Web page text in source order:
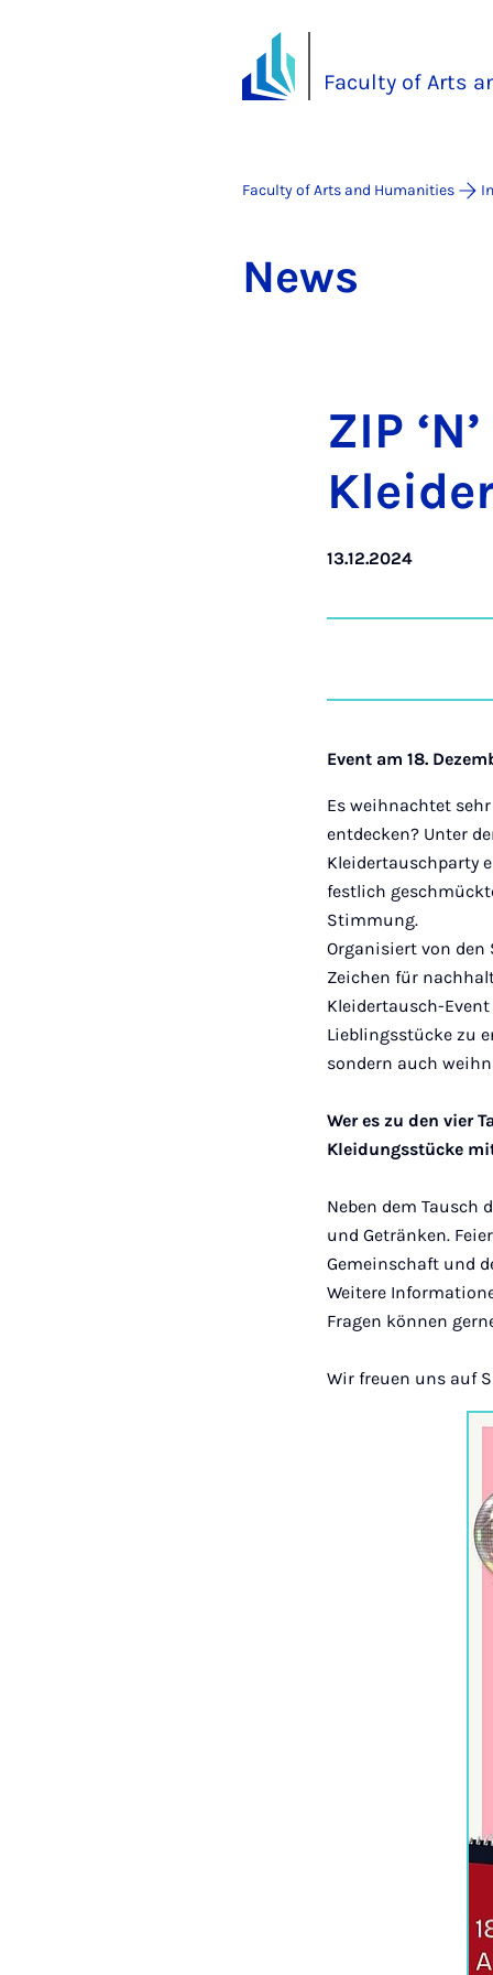
Faculty of Arts
Faculty of Arts and Humanities
News
ZIP
13.12.2024
Event am 18.
Es weihnachtet
entdecken? Unter
Kleidertauschparty
festlich
Stimmung.
Organisiert von den
Zeichen für
Kleidertausch-
Lieblingsstücke zu
sondern auch
Wer es zu den vier
Kleidungsstücke
Neben dem Tausch
und Getränken.
Gemeinschaft und
Weitere
Fragen können
Wir freuen uns auf